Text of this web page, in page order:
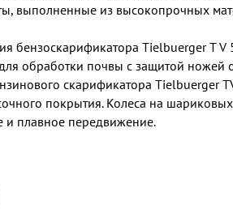
выполненные из высокопрочных
бензоскарификатора Tielbuerger T V
обработки почвы с защитой ножей
скарификатора Tielbuerger
покрытия. Колеса на
и плавное передвижение.